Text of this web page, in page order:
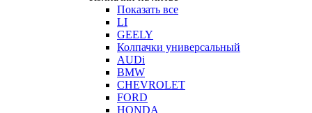
Показать все
LI
GEELY
Колпачки универсальный
AUDi
BMW
CHEVROLET
FORD
HONDA